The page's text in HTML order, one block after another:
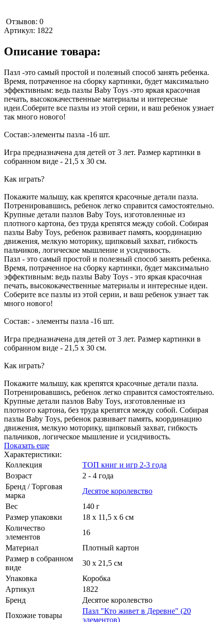
Отзывов: 0
Артикул: 1822
Описание товара:
Пазл -это самый простой и полезный способ занять ребенка.
Время, потраченное на сборку картинки, будет максимально
эффективным: ведь пазлы Baby Toys -это яркая красочная
печать, высококачественные материалы и интересные
идеи.Соберите все пазлы из этой серии, и ваш ребенок узнает
так много нового!
Состав:-элементы пазла -16 шт.
Игра предназначена для детей от 3 лет. Размер картинки в
собранном виде - 21,5 х 30 см.
Как играть?
Покажите малышу, как крепятся красочные детали пазла.
Потренировавшись, ребенок легко справится самостоятельно.
Крупные детали пазлов Baby Toys, изготовленные из
плотного картона, без труда крепятся между собой. Собирая
пазлы Baby Toys, ребенок развивает память, координацию
движения, мелкую моторику, щипковый захват, гибкость
пальчиков, логическое мышление и усидчивость.
Пазл - это самый простой и полезный способ занять ребенка.
Время, потраченное на сборку картинки, будет максимально
эффективным: ведь пазлы Baby Toys - это яркая красочная
печать, высококачественные материалы и интересные идеи.
Соберите все пазлы из этой серии, и ваш ребенок узнает так
много нового!
Состав: - элементы пазла -16 шт.
Игра предназначена для детей от 3 лет. Размер картинки в
собранном виде - 21,5 х 30 см.
Как играть?
Покажите малышу, как крепятся красочные детали пазла.
Потренировавшись, ребенок легко справится самостоятельно.
Крупные детали пазлов Baby Toys, изготовленные из
плотного картона, без труда крепятся между собой. Собирая
пазлы Baby Toys, ребенок развивает память, координацию
движения, мелкую моторику, щипковый захват, гибкость
пальчиков, логическое мышление и усидчивость.
Показать еще
Характеристики:
Коллекция
ТОП книг и игр 2-3 года
Возраст
2 - 4 года
Бренд / Торговая
марка
Десятое королевство
Вес
140 г
Размер упаковки
18 х 11,5 х 6 см
Количество
элементов
16
Материал
Плотный картон
Размер в собранном
виде
30 х 21,5 см
Упаковка
Коробка
Артикул
1822
Бренд
Десятое королевство
Похожие товары
Пазл "Кто живет в Деревне" (20
элементов)